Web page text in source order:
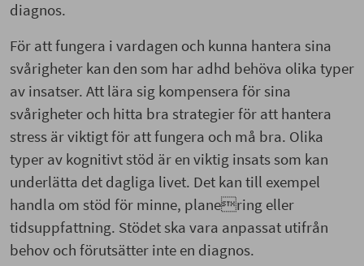
diagnos.
För att fungera i vardagen och kunna hantera sina
svårigheter kan den som har adhd behöva olika typer
av insatser. Att lära sig kompensera för sina
svårigheter och hitta bra strategier för att hantera
stress är viktigt för att fungera och må bra. Olika
typer av kognitivt stöd är en viktig insats som kan
underlätta det dagliga livet. Det kan till exempel
handla om stöd för minne, planering eller
tidsuppfattning. Stödet ska vara anpassat utifrån
behov och förutsätter inte en diagnos.